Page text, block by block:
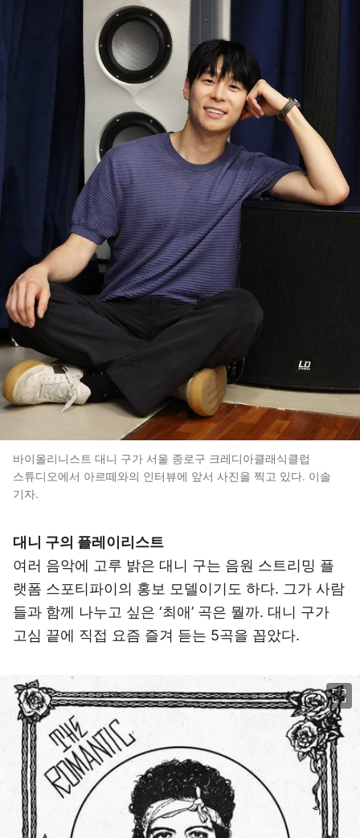
바이올리니스트 대니 구가 서울 종로구 크레디아클래식클럽
스튜디오에서 아르떼와의 인터뷰에 앞서 사진을 찍고 있다. 이솔
기자.
대니 구의 플레이리스트
여러 음악에 고루 밝은 대니 구는 음원 스트리밍 플
랫폼 스포티파이의 홍보 모델이기도 하다. 그가 사람
들과 함께 나누고 싶은 ‘최애’ 곡은 뭘까. 대니 구가
고심 끝에 직접 요즘 즐겨 듣는 5곡을 꼽았다.